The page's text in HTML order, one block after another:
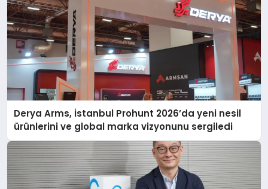
Derya Arms, İstanbul Prohunt 2026’da yeni nesil
ürünlerini ve global marka vizyonunu sergiledi